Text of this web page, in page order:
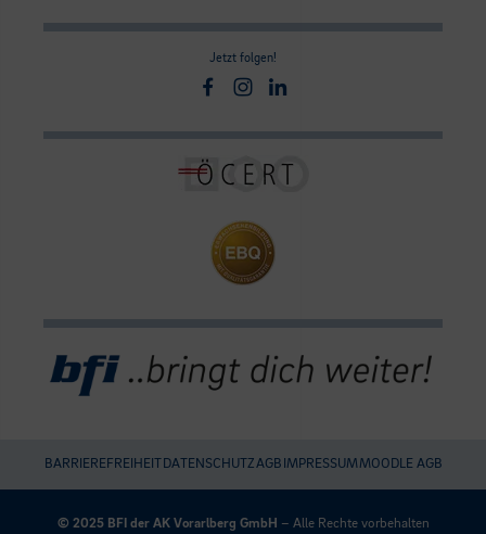
Jetzt folgen!
Facebook
Instagram
Linkedin
BARRIEREFREIHEIT DATENSCHUTZAGB IMPRESSUMMOODLE AGB
© 2025 BFI der AK Vorarlberg GmbH – Alle Rechte vorbehalten
mit